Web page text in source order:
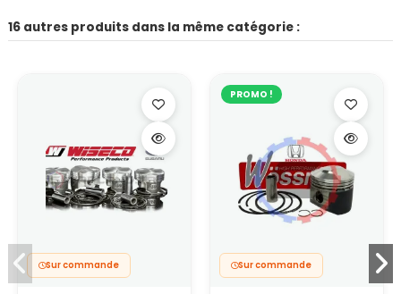
16 autres produits dans la même catégorie :
Sur commande
PROMO !
Sur commande